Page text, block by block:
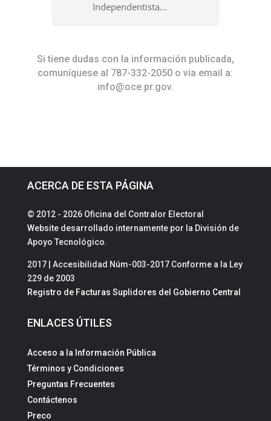
Independentista...
Si tiene dudas con la información publicada,
comuníquese al 787-332-2050 o vía email a:
info@oce.pr.gov.
ACERCA DE ESTA PÁGINA
© 2012 - 2026 Oficina del Contralor Electoral
Website desarrollado internamente por la División de
Apoyo Tecnológico.
2017 | Accesibilidad Núm-003-2017 Conforme a la Ley
229 de 2003
Registro de Facturas Suplidores del Gobierno Central
ENLACES ÚTILES
Acceso a la Información Pública
Términos y Condiciones
Preguntas Frecuentes
Contáctenos
Preco